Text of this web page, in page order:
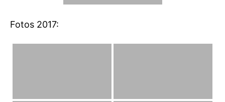
Fotos 2017: